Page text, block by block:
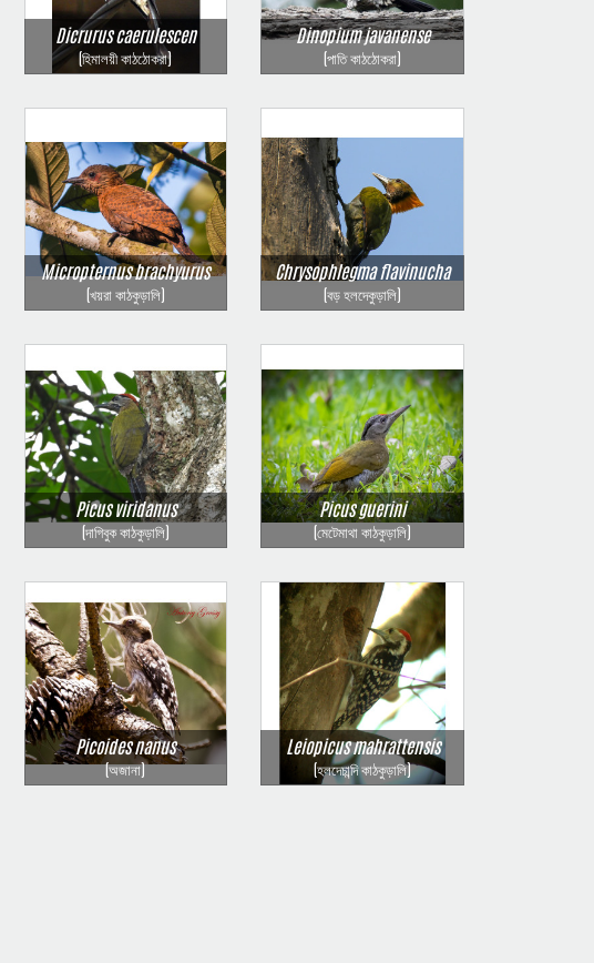
Dicrurus caerulescen
(হিমালয়ী কাঠঠোকরা)
Dinopium javanense
(পাতি কাঠঠোকরা)
Micropternus brachyurus
(খয়রা কাঠকুড়ালি)
Chrysophlegma flavinucha
(বড় হলদেকুড়ালি)
Picus viridanus
(দাগিবুক কাঠকুড়ালি)
Picus guerini
(মেটেমাথা কাঠকুড়ালি)
Picoides nanus
(অজানা)
Leiopicus mahrattensis
(হলদেচান্দি কাঠকুড়ালি)